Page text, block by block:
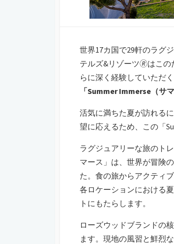
世界17カ国で29軒のラグ
テルズ&リゾーツ🄬はこの
らに深く経験していただ
「Summer Immerse（サ
活気に満ちた夏が訪れる
望に応えるため、この「
ラグジュアリーな旅のト
マース」は、世界が冒険
た。食の旅からアクティ
各ロケーションにおける
トにもたらします。
ローズウッドブランドの
ます。現地の風習と鮮烈